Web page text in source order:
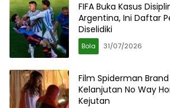
FIFA Buka Kasus
Argentina, Ini Daftar
Diselidiki
Bola 31/07/2026
Film Spiderman Brand
Kelanjutan No Way
Kejutan